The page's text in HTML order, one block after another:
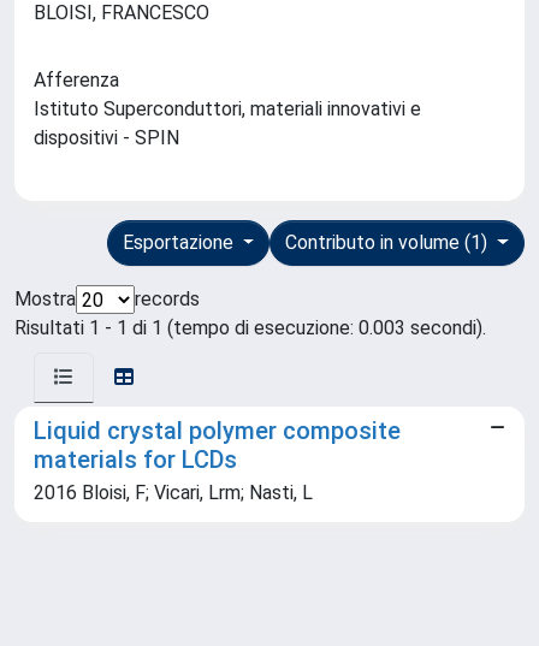
BLOISI, FRANCESCO
Afferenza
Istituto Superconduttori, materiali innovativi e
dispositivi - SPIN
Contributo in volume (1)
Esportazione
Mostra
records
Risultati 1 - 1 di 1 (tempo di esecuzione: 0.003 secondi).
Liquid crystal polymer composite
materials for LCDs
2016 Bloisi, F; Vicari, Lrm; Nasti, L